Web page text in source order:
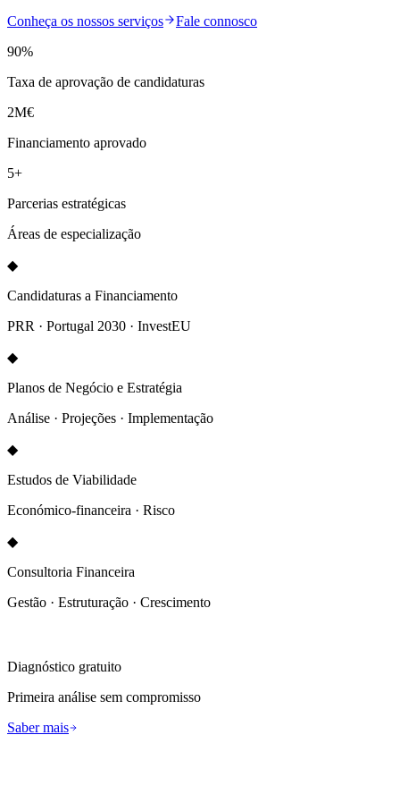
Conheça os nossos serviços
Fale connosco
90%
Taxa de aprovação de candidaturas
2M€
Financiamento aprovado
5+
Parcerias estratégicas
Áreas de especialização
◆
Candidaturas a Financiamento
PRR · Portugal 2030 · InvestEU
◆
Planos de Negócio e Estratégia
Análise · Projeções · Implementação
◆
Estudos de Viabilidade
Económico-financeira · Risco
◆
Consultoria Financeira
Gestão · Estruturação · Crescimento
Diagnóstico gratuito
Primeira análise sem compromisso
Saber mais